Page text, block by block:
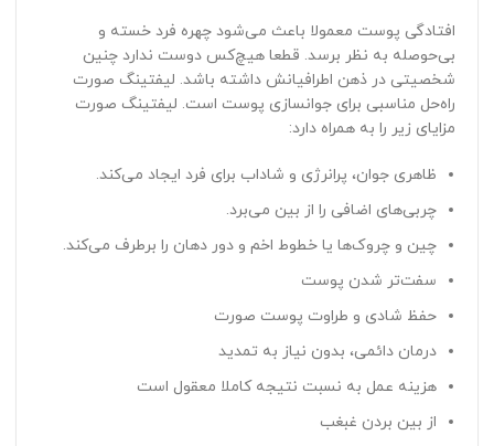
افتادگی پوست معمولا باعث می‌شود چهره فرد خسته و
بی‌حوصله به نظر برسد. قطعا هیچ‌کس دوست ندارد چنین
شخصیتی در ذهن اطرافیانش داشته باشد. لیفتینگ صورت
راه‌حل مناسبی برای جوانسازی پوست است. لیفتینگ صورت
مزایای زیر را به همراه دارد:
ظاهری جوان، پرانرژی و شاداب برای فرد ایجاد می‌کند.
چربی‌های اضافی را از بین می‌برد.
چین و چروک‌ها یا خطوط اخم و دور دهان را برطرف می‌کند.
سفت‌تر شدن پوست
حفظ شادی و طراوت پوست صورت
درمان دائمی، بدون نیاز به تمدید
هزینه عمل به نسبت نتیجه کاملا معقول است
از بین بردن غبغب